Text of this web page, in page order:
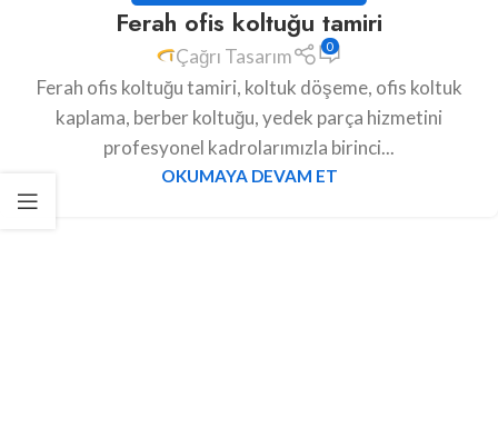
Ferah ofis koltuğu tamiri
Çağrı Tasarım 0
Ferah ofis koltuğu tamiri, koltuk döşeme, ofis koltuk
kaplama, berber koltuğu, yedek parça hizmetini
profesyonel kadrolarımızla birinci...
OKUMAYA DEVAM ET